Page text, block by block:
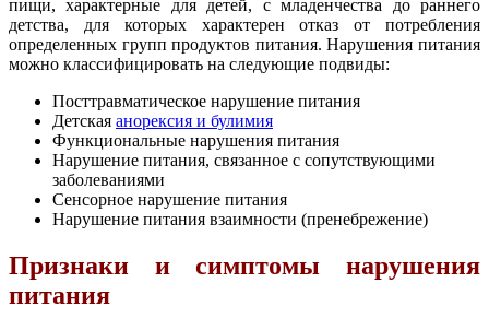
пищи, характерные для детей, с младенчества до раннего
детства, для которых характерен отказ от потребления
определенных групп продуктов питания. Нарушения питания
можно классифицировать на следующие подвиды:
Посттравматическое нарушение питания
Детская анорексия и булимия
Функциональные нарушения питания
Нарушение питания, связанное с сопутствующими
заболеваниями
Сенсорное нарушение питания
Нарушение питания взаимности (пренебрежение)
Признаки и симптомы нарушения
питания